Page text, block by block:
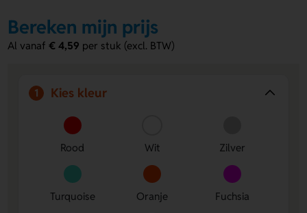
met jouw eigen ontwerp.
Voordelen van de dubbelwandige
Houdt temperatuur vast:
blijft je drank warm of koud, waar je ook bent.
Dop als beker:
Te personaliseren:
Keuze uit meer dan 10 kleuren. Laat
bedrukken of graveren rondom.
Bereken mijn prijs
Al vanaf€ 4,59 per stuk (excl. BTW)
1 Kies kleur
Rood Wit Zilver
Turquoise Oranje Fuchsia